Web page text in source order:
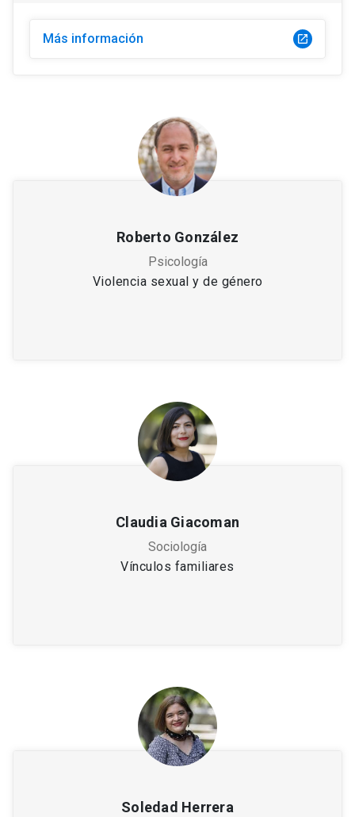
Más información launch
Roberto González
Psicología
Violencia sexual y de género
Claudia Giacoman
Sociología
Vínculos familiares
Soledad Herrera